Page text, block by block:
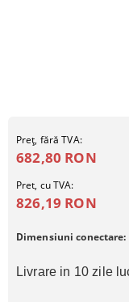
Preţ, fără TVA:
682,80 RON
Pret, cu TVA:
826,19 RON
Dimensiuni conectare:
Livrare in 10 zile